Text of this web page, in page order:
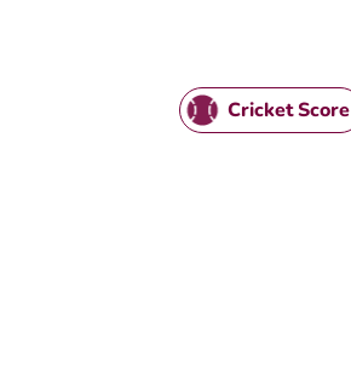
Cricket Score